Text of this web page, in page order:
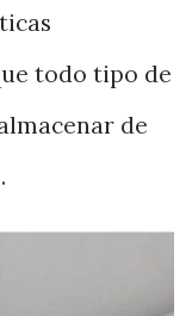
todo tipo de
de